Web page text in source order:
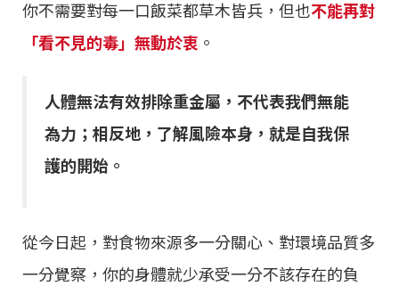
你不需要對每一口飯菜都草木皆兵，但也不能再對
「看不見的毒」無動於衷 。
人體無法有效排除重金屬，不代表我們無能
為力；相反地，了解風險本身，就是自我保
護的開始。
從今日起，對食物來源多一分關心、對環境品質多
一分覺察，你的身體就少承受一分不該存在的負